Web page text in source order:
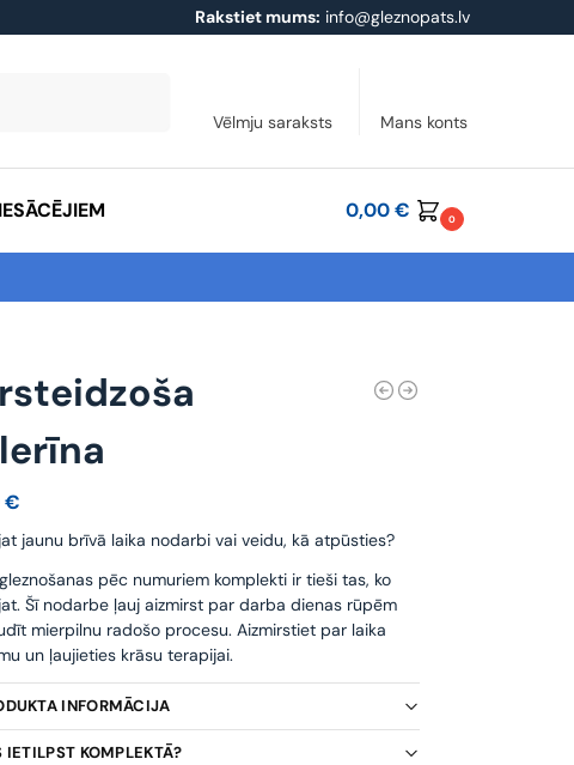
Rakstiet mums: info@gleznopats.lv
Vēlmju saraksts Mans konts
0,00€ 0
€
jaunu brīvā laika nodarbi vai veidu, kā atpūsties?
pēc numuriem komplekti ir tieši tas, ko
Šī nodarbe ļauj aizmirst par darba dienas rūpēm
mierpilnu radošo procesu. Aizmirstiet par laika
un ļaujieties krāsu terapijai.
INFORMĀCIJA
IETILPST KOMPLEKTĀ?